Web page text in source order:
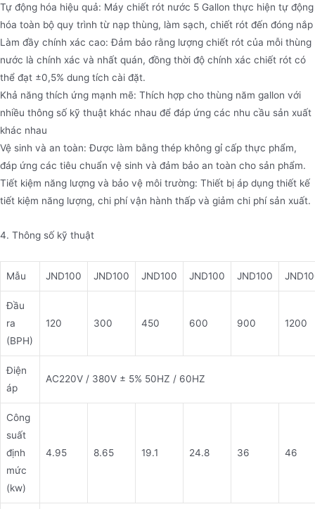
Tự động hóa hiệu quả: Máy chiết rót nước 5 Gallon thực hiện tự động
hóa toàn bộ quy trình từ nạp thùng, làm sạch, chiết rót đến đóng nắp
Làm đầy chính xác cao: Đảm bảo rằng lượng chiết rót của mỗi thùng
nước là chính xác và nhất quán, đồng thời độ chính xác chiết rót có
thể đạt ±0,5% dung tích cài đặt.
Khả năng thích ứng mạnh mẽ: Thích hợp cho thùng năm gallon với
nhiều thông số kỹ thuật khác nhau để đáp ứng các nhu cầu sản xuất
khác nhau
Vệ sinh và an toàn: Được làm bằng thép không gỉ cấp thực phẩm,
đáp ứng các tiêu chuẩn vệ sinh và đảm bảo an toàn cho sản phẩm.
Tiết kiệm năng lượng và bảo vệ môi trường: Thiết bị áp dụng thiết kế
tiết kiệm năng lượng, chi phí vận hành thấp và giảm chi phí sản xuất.
4. Thông số kỹ thuật
Mẫu JND100 JND100 JND100 JND100 JND100
Đầu
ra
(BPH)
120 300 450 600 900 1200
Điện
áp
AC220V / 380V ± 5% 50HZ / 60HZ
Công
suất
định
mức
(kw)
4.95 8.65 19.1 24.8 36 46